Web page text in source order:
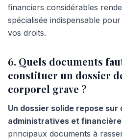
financiers considérables
spécialisée indispensable
vos droits.
6. Quels documents
constituer un dossier
corporel grave ?
Un dossier solide repose sur
administratives et
principaux documents à